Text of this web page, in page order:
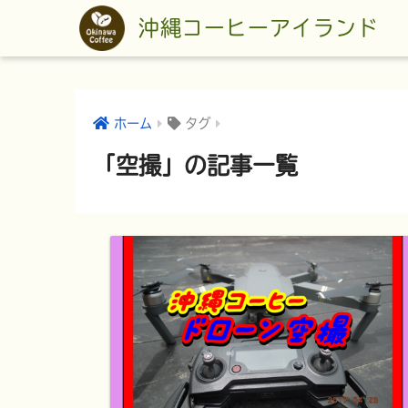
沖縄コーヒーアイランド
ホーム タグ
「空撮」の記事一覧